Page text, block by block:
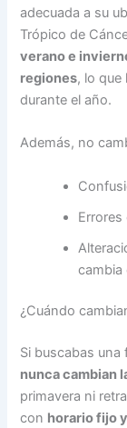
adecuada a su
Trópico de
verano e
regiones, lo que
durante el año.
Además, no
cambia
¿Cuándo
Si buscabas una
nunca cambian
primavera ni
con horario fijo